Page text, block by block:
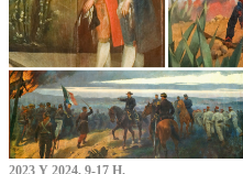
2023 Y 2024, 9-17 H.